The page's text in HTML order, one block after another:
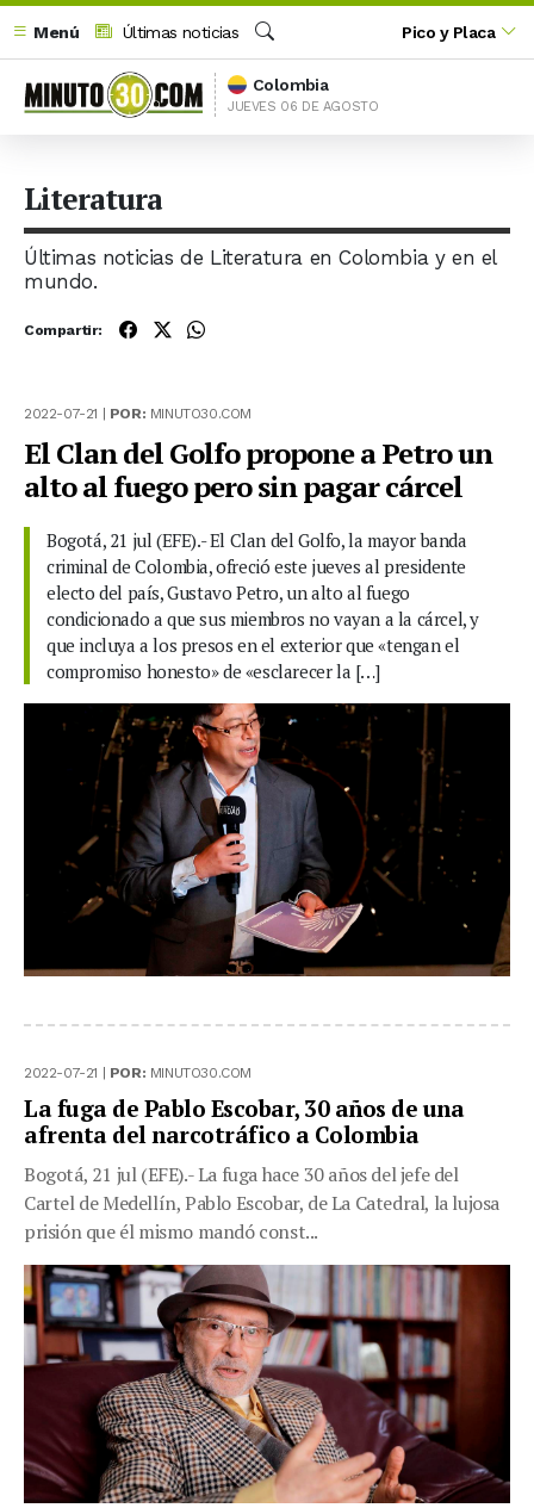
Menú
Últimas noticias
Buscar
Pico y Placa
Colombia
JUEVES 06 DE AGOSTO
Literatura
Últimas noticias de Literatura en Colombia y en el
mundo.
Compartir:
2022-07-21 | POR: MINUTO30.COM
El Clan del Golfo propone a Petro un
alto al fuego pero sin pagar cárcel
Bogotá, 21 jul (EFE).- El Clan del Golfo, la mayor banda
criminal de Colombia, ofreció este jueves al presidente
electo del país, Gustavo Petro, un alto al fuego
condicionado a que sus miembros no vayan a la cárcel, y
que incluya a los presos en el exterior que «tengan el
compromiso honesto» de «esclarecer la […]
2022-07-21 | POR: MINUTO30.COM
La fuga de Pablo Escobar, 30 años de una
afrenta del narcotráfico a Colombia
Bogotá, 21 jul (EFE).- La fuga hace 30 años del jefe del
Cartel de Medellín, Pablo Escobar, de La Catedral, la lujosa
prisión que él mismo mandó const...